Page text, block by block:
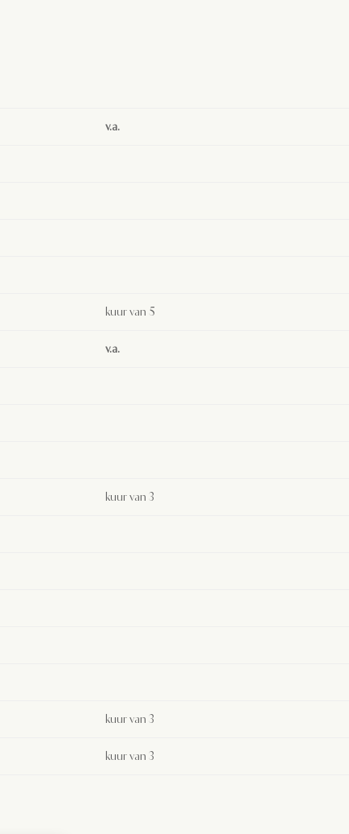
v.a.
kuur van 5
v.a.
kuur van 3
kuur van 3
kuur van 3